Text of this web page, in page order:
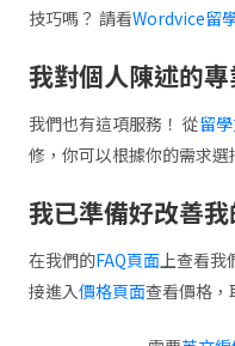
技巧嗎？ 請看Wordvice留
我對個人陳述的
我們也有這項服務！ 從留
修，你可以根據你的需求選
我已準備好改善
在我們的FAQ頁面上查看我
接進入價格頁面查看價格，